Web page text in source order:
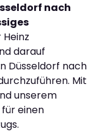
nach
darauf
Düsseldorf nach
Mit
unserem
einen